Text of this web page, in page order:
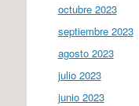
octubre 2023
septiembre 2023
agosto 2023
julio 2023
junio 2023